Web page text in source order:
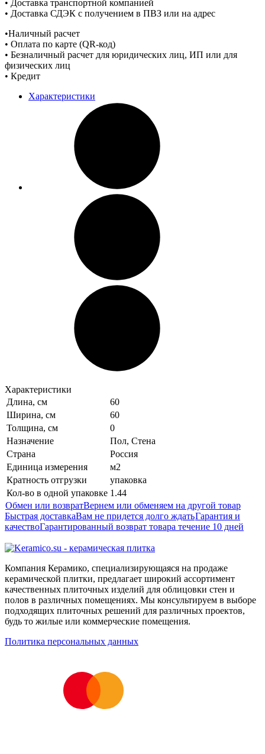
• Доставка транспортной компанией
• Доставка СДЭК с получением в ПВЗ или на адрес
•Наличный расчет
• Оплата по карте (QR-код)
• Безналичный расчет для юридических лиц, ИП или для
физических лиц
• Кредит
Характеристики
Характеристики
Длина, см
60
Ширина, см
60
Толщина, см
0
Назначение
Пол, Стена
Страна
Россия
Единица измерения
м2
Кратность отгрузки
упаковка
Кол-во в одной упаковке 1.44
Обмен или возвратВернем или обменяем на другой товар
Быстрая доставкаВам не придется долго ждатьГарантия и
качествоГарантированный возврат товара течение 10 дней
Компания Керамико, специализирующаяся на продаже
керамической плитки, предлагает широкий ассортимент
качественных плиточных изделий для облицовки стен и
полов в различных помещениях. Мы консультируем в выборе
подходящих плиточных решений для различных проектов,
будь то жилые или коммерческие помещения.
Политика персональных данных